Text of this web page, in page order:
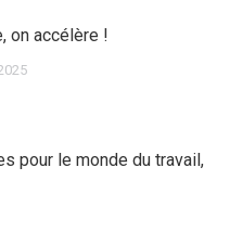
on accélère !
pour le monde du travail,